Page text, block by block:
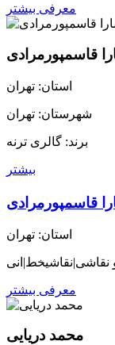
معرفی بیشتر
قاسمپورمرادی
استان: تهران
شهرستان: تهران
برند: گالری ترنه
بیشتر
قاسمپورمرادی
استان: تهران
معرفی بیشتر
محمد دریایی